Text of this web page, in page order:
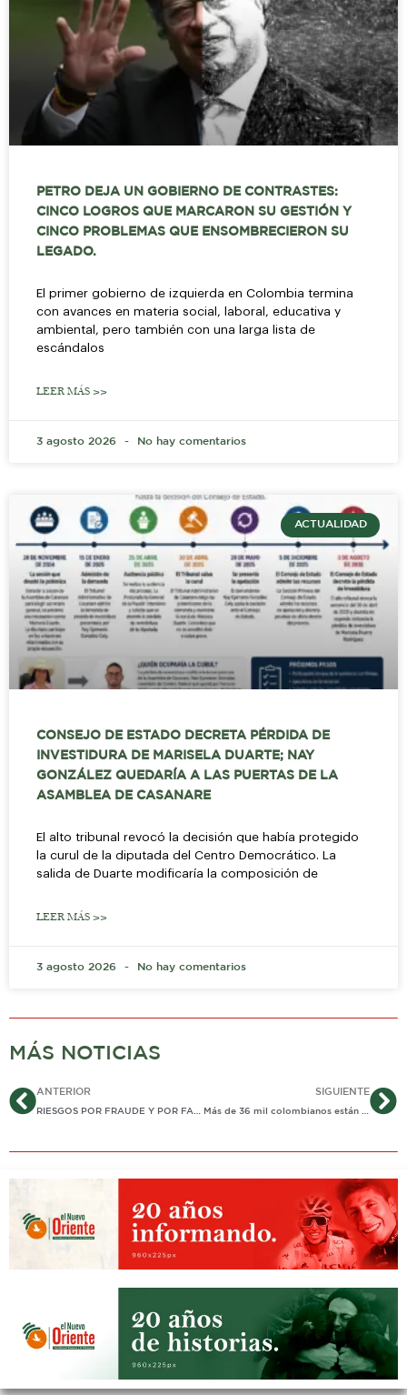
PETRO DEJA UN GOBIERNO DE CONTRASTES:
CINCO LOGROS QUE MARCARON SU GESTIÓN Y
CINCO PROBLEMAS QUE ENSOMBRECIERON SU
LEGADO.
El primer gobierno de izquierda en Colombia termina
con avances en materia social, laboral, educativa y
ambiental, pero también con una larga lista de
escándalos
LEER MÁS >>
3 agosto 2026 No hay comentarios
ACTUALIDAD
CONSEJO DE ESTADO DECRETA PÉRDIDA DE
INVESTIDURA DE MARISELA DUARTE; NAY
GONZÁLEZ QUEDARÍA A LAS PUERTAS DE LA
ASAMBLEA DE CASANARE
El alto tribunal revocó la decisión que había protegido
la curul de la diputada del Centro Democrático. La
salida de Duarte modificaría la composición de
LEER MÁS >>
3 agosto 2026 No hay comentarios
MÁS NOTICIAS
AntANTERIOR
RIESGOS POR FRAUDE Y POR FACTORES DE VIOLENCIA CONFLUYEN EN 152 MUNICIPIOS DEL PAÍS”: MOE
SIGUIENTE
Más de 36 mil colombianos están habilitados para votar el 27 de octubre en el país